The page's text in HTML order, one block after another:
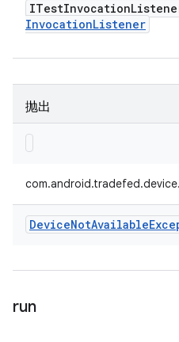
ITestInvocation
InvocationListener
抛出
DeviceNotAvailable
run